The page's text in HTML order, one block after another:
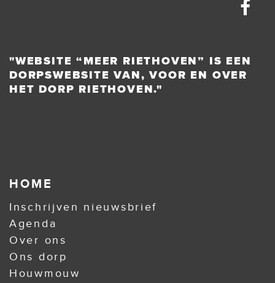
"WEBSITE “MEER RIETHOVEN” IS EEN
DORPSWEBSITE VAN, VOOR EN OVER
HET DORP RIETHOVEN."
HOME
Inschrijven nieuwsbrief
Agenda
Over ons
Ons dorp
Houwmouw